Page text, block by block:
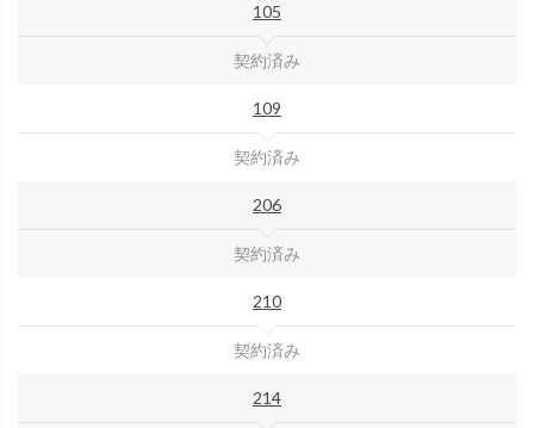
105
契約済み
109
契約済み
206
契約済み
210
契約済み
214